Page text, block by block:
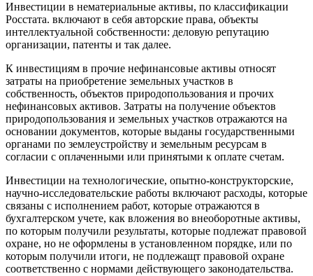
Инвестиции в нематериальные активы, по классификации
Росстата. включают в себя авторские права, объекты
интеллектуальной собственности: деловую репутацию
организации, патенты и так далее.
К инвестициям в прочие нефинансовые активы относят
затраты на приобретение земельных участков в
собственность, объектов природопользования и прочих
нефинансовых активов. Затраты на получение объектов
природопользования и земельных участков отражаются на
основании документов, которые выданы государственными
органами по землеустройству и земельным ресурсам в
согласии с оплаченными или принятыми к оплате счетам.
Инвестиции на технологические, опытно-конструкторские,
научно-исследовательские работы включают расходы, которые
связаны с исполнением работ, которые отражаются в
бухгалтерском учете, как вложения во внеоборотные активы,
по которым получили результаты, которые подлежат правовой
охране, но не оформлены в установленном порядке, или по
которым получили итоги, не подлежащт правовой охране
соответственно с нормами действующего законодательства.